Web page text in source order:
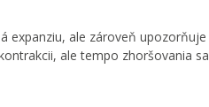
expanziu, ale zároveň upozorňuje
ale tempo zhoršovania sa